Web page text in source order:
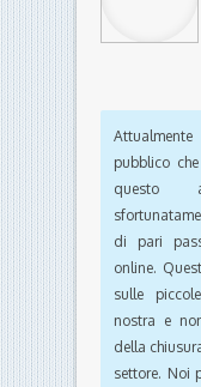
Attualmente
pubblico
questo
di pari
online.
sulle
nostra e
della
settore. Noi